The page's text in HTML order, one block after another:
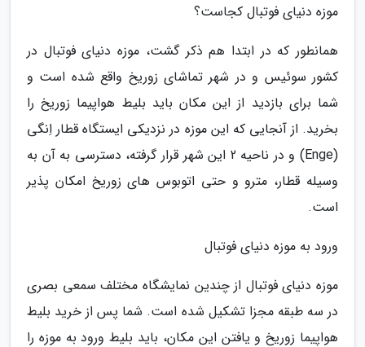
موزه دنیای فوتبال کجاست؟
همانطور که در ابتدا هم ذکر گشت، موزه دنیای فوتبال در
کشور سوئیس و در شهر تماشای زوریخ واقع شده است و
شما برای بازدید از این مکان باید بلیط هواپیما زوریخ را
بخرید. از آنجایی که این موزه در نزدیکی ایستگاه قطار اِنگی
(Enge) و در ناحیه 2 این شهر قرار گرفته، دسترسی به آن به
وسیله قطار، مترو و حتی اتوبوس های زوریخ امکان پذیر
است.
ورود به موزه دنیای فوتبال
موزه دنیای فوتبال از چندین نمایشگاه مختلف سمعی بصری
در سه طبقه مجزا تشکیل شده است. شما پس از خرید بلیط
هواپیما زوریخ و یافتن این مکان، باید بلیط ورود به موزه را